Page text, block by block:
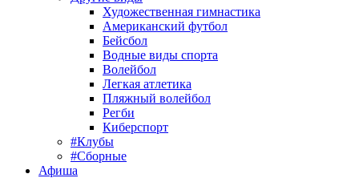
Художественная гимнастика
Американский футбол
Бейсбол
Водные виды спорта
Волейбол
Легкая атлетика
Пляжный волейбол
Регби
Киберспорт
#Клубы
#Сборные
Афиша